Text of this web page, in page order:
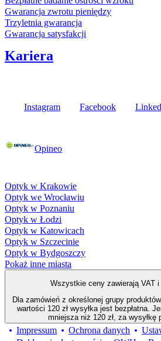
Gwarancja zwrotu pieniędzy
Trzyletnia gwarancja
Gwarancja satysfakcji
Kariera
Instagram Facebook
Opineo
Optyk w Krakowie
Optyk we Wrocławiu
Optyk w Poznaniu
Optyk w Łodzi
Optyk w Katowicach
Optyk w Szczecinie
Optyk w Bydgoszczy
Pokaż inne miasta
Wszystkie ceny zawierają VAT i
Dla zamówień z określonej grupy
wartości 120 zł wysyłka jest bezpłatna.
mniejsza niż 120 zł, za wysyłkę
Impressum Ochrona danych